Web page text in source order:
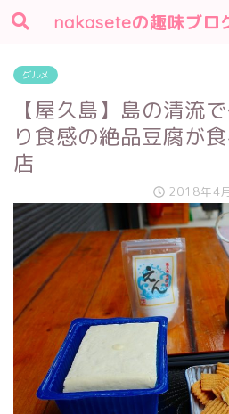
nakaseteの趣味ブロ
グルメ
【屋久島】島の清流
り食感の絶品豆腐が
店
2018年4